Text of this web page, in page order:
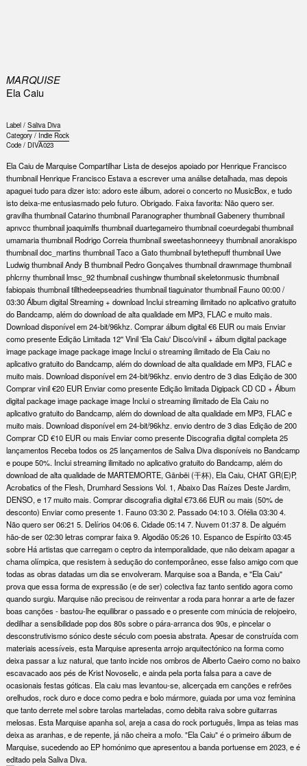
MARQUISE
Ela Caiu
Label / Saliva Diva
Category / Indie Rock
Code / DIVA023
Ela Caiu de Marquise Compartilhar Lista de desejos apoiado por Henrique Francisco
thumbnail Henrique Francisco Estava a escrever uma análise detalhada, mas depois
apaguei tudo para dizer isto: adoro este álbum, adorei o concerto no MusicBox, e tudo
isto deixa-me entusiasmado pelo futuro. Obrigado. Faixa favorita: Não quero ser.
gravilha thumbnail Catarino thumbnail Paranographer thumbnail Gabenery thumbnail
apnvcc thumbnail joaquimlfs thumbnail duartegameiro thumbnail coeurdegabi thumbnail
umamaria thumbnail Rodrigo Correia thumbnail sweetashonneeyy thumbnail anorakispo
thumbnail doc_martins thumbnail Taco a Gato thumbnail bytethepuff thumbnail Uwe
Ludwig thumbnail Andy B thumbnail Pedro Gonçalves thumbnail drawnmage thumbnail
phlcrny thumbnail lmsc_92 thumbnail cushingw thumbnail skeletonmusic thumbnail
fabiopais thumbnail tillthedeepseadries thumbnail tiaguinator thumbnail Fauno 00:00 /
03:30 Álbum digital Streaming + download Inclui streaming ilimitado no aplicativo gratuito
do Bandcamp, além do download de alta qualidade em MP3, FLAC e muito mais.
Download disponível em 24-bit/96khz. Comprar álbum digital €6 EUR ou mais Enviar
como presente Edição Limitada 12'' Vinil 'Ela Caiu' Disco/vinil + álbum digital package
image package image package image Inclui o streaming ilimitado de Ela Caiu no
aplicativo gratuito do Bandcamp, além do download de alta qualidade em MP3, FLAC e
muito mais. Download disponível em 24-bit/96khz. envio dentro de 3 dias Edição de 300
Comprar vinil €20 EUR Enviar como presente Edição limitada Digipack CD CD + Álbum
digital package image package image Inclui o streaming ilimitado de Ela Caiu no
aplicativo gratuito do Bandcamp, além do download de alta qualidade em MP3, FLAC e
muito mais. Download disponível em 24-bit/96khz. envio dentro de 3 dias Edição de 200
Comprar CD €10 EUR ou mais Enviar como presente Discografia digital completa 25
lançamentos Receba todos os 25 lançamentos de Saliva Diva disponíveis no Bandcamp
e poupe 50%. Inclui streaming ilimitado no aplicativo gratuito do Bandcamp, além do
download de alta qualidade de MARTEMORTE, Gānbēi (干杯), Ela Caiu, CHAT GR(E)P,
Acrobatics of the Flesh, Drumhard Sessions Vol. 1, Abaixo Das Raízes Deste Jardim,
DENSO, e 17 muito mais. Comprar discografia digital €73.66 EUR ou mais (50% de
desconto) Enviar como presente 1. Fauno 03:30 2. Passado 04:10 3. Ofélia 03:30 4.
Não quero ser 06:21 5. Delírios 04:06 6. Cidade 05:14 7. Nuvem 01:37 8. De alguém
hão-de ser 02:30 letras comprar faixa 9. Algodão 05:26 10. Espanco de Espírito 03:45
sobre Há artistas que carregam o ceptro da intemporalidade, que não deixam apagar a
chama olímpica, que resistem à sedução do contemporâneo, esse falso amigo com que
todas as obras datadas um dia se envolveram. Marquise soa a Banda, e "Ela Caiu"
prova que essa forma de expressão (e de ser) colectiva faz tanto sentido agora como
quando surgiu. Marquise não precisou de reinventar a roda para honrar a arte de fazer
boas canções - bastou-lhe equilibrar o passado e o presente com minúcia de relojoeiro,
dedilhar a sensibilidade pop dos 80s sobre o pára-arranca dos 90s, e pincelar o
desconstrutivismo sónico deste século com poesia abstrata. Apesar de construída com
materiais acessíveis, esta Marquise apresenta arrojo arquitectónico na forma como
deixa passar a luz natural, que tanto incide nos ombros de Alberto Caeiro como no baixo
escavacado aos pés de Krist Novoselic, e ainda pela porta falsa para a cave de
ocasionais festas góticas. Ela caiu mas levantou-se, alicerçada em canções e refrões
orelhudos, rock duro e doce como pedra e bolo mármore, guiada por uma voz feminina
que tanto derrete mel sobre tarolas marteladas, como debita raiva sobre guitarras
melosas. Esta Marquise apanha sol, areja a casa do rock português, limpa as teias mas
deixa as aranhas, e de repente, já não cheira a mofo. "Ela Caiu" é o primeiro álbum de
Marquise, sucedendo ao EP homónimo que apresentou a banda portuense em 2023, e é
editado pela Saliva Diva.